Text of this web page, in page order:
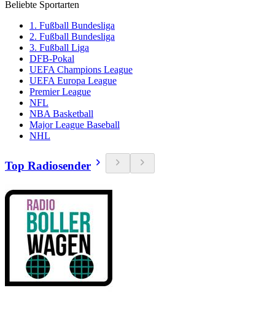
Beliebte Sportarten
1. Fußball Bundesliga
2. Fußball Bundesliga
3. Fußball Liga
DFB-Pokal
UEFA Champions League
UEFA Europa League
Premier League
NFL
NBA Basketball
Major League Baseball
NHL
Top Radiosender